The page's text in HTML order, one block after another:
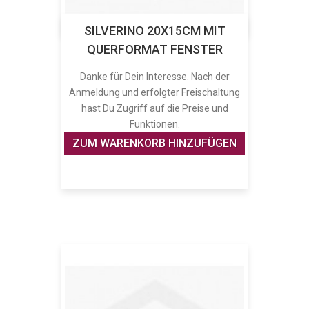
SILVERINO 20X15CM MIT
QUERFORMAT FENSTER
Danke für Dein Interesse. Nach der
Anmeldung und erfolgter Freischaltung
hast Du Zugriff auf die Preise und
Funktionen.
ZUM WARENKORB HINZUFÜGEN